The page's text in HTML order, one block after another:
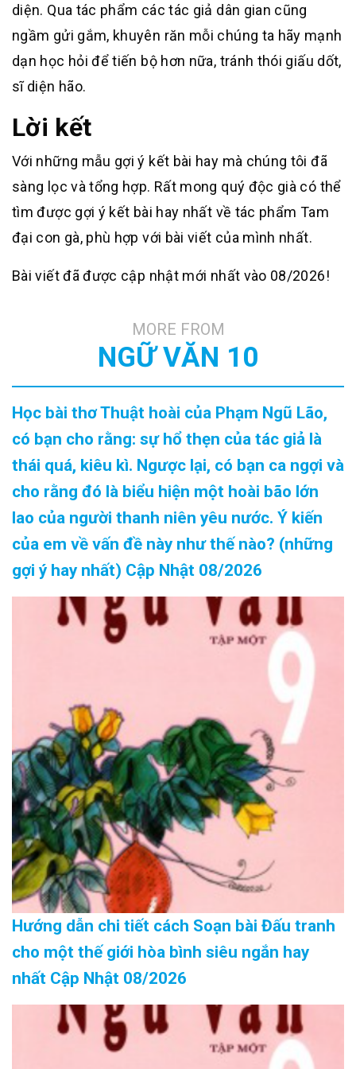
diện. Qua tác phẩm các tác giả dân gian cũng
ngầm gửi gắm, khuyên răn mỗi chúng ta hãy mạnh
dạn học hỏi để tiến bộ hơn nữa, tránh thói giấu dốt,
sĩ diện hão.
Lời kết
Với những mẫu gợi ý kết bài hay mà chúng tôi đã
sàng lọc và tổng hợp. Rất mong quý độc già có thể
tìm được gợi ý kết bài hay nhất về tác phẩm Tam
đại con gà, phù hợp với bài viết của mình nhất.
Bài viết đã được cập nhật mới nhất vào 08/2026!
MORE FROM
NGỮ VĂN 10
Học bài thơ Thuật hoài của Phạm Ngũ Lão,
có bạn cho rằng: sự hổ thẹn của tác giả là
thái quá, kiêu kì. Ngược lại, có bạn ca ngợi và
cho rằng đó là biểu hiện một hoài bão lớn
lao của người thanh niên yêu nước. Ý kiến
của em về vấn đề này như thế nào? (những
gợi ý hay nhất) Cập Nhật 08/2026
Hướng dẫn chi tiết cách Soạn bài Đấu tranh
cho một thế giới hòa bình siêu ngắn hay
nhất Cập Nhật 08/2026